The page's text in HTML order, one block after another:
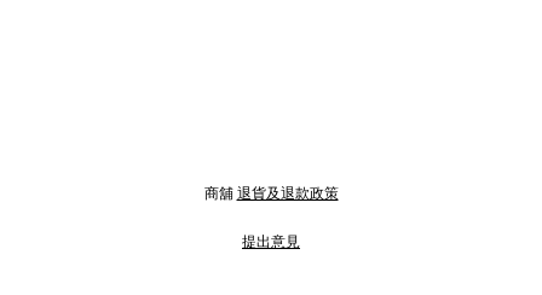
商舖 退貨及退款政策
提出意見